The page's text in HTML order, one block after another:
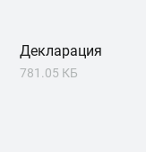
Декларация
781.05 КБ